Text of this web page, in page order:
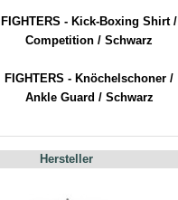
FIGHTERS - Kick-Boxing Shirt /
Competition / Schwarz
FIGHTERS - Knöchelschoner /
Ankle Guard / Schwarz
Hersteller